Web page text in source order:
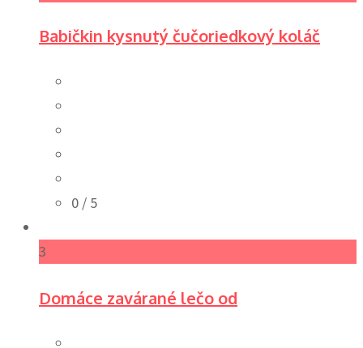
Babičkin kysnutý čučoriedkový koláč
0 / 5
3
Domáce zavárané lečo od